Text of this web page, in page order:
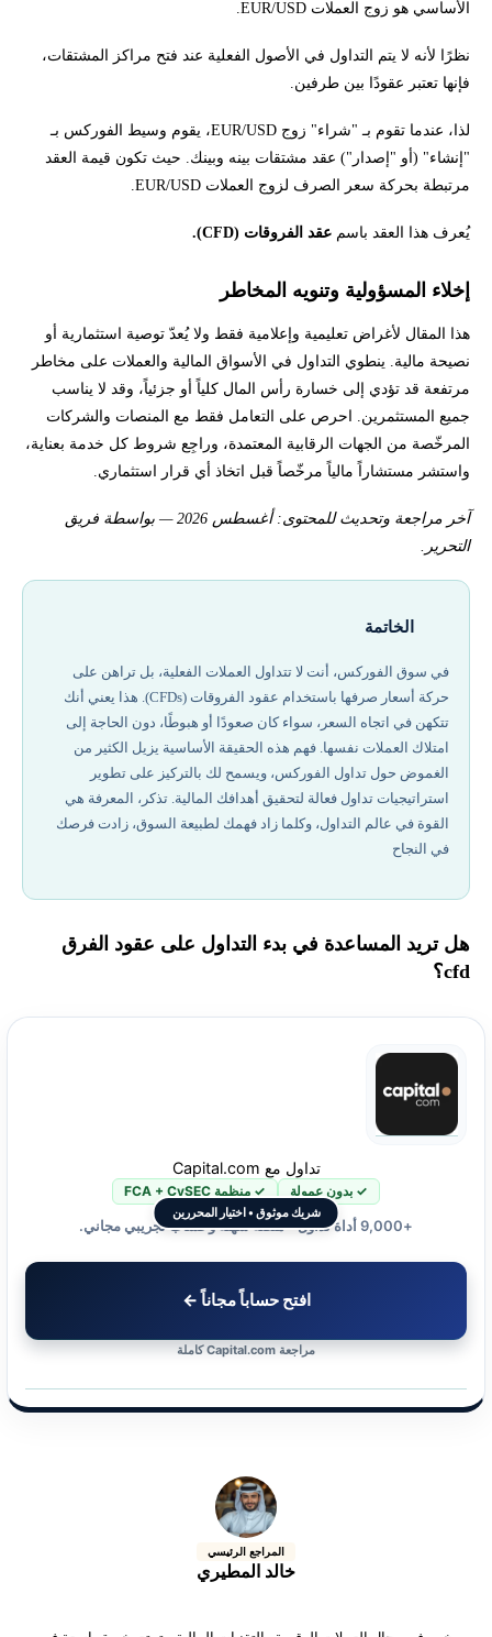
الأساسي هو زوج العملات EUR/USD.
نظرًا لأنه لا يتم التداول في الأصول الفعلية عند فتح مراكز المشتقات،
فإنها تعتبر عقودًا بين طرفين.
لذا، عندما تقوم بـ "شراء" زوج EUR/USD، يقوم وسيط الفوركس بـ
"إنشاء" (أو "إصدار") عقد مشتقات بينه وبينك. حيث تكون قيمة العقد
مرتبطة بحركة سعر الصرف لزوج العملات EUR/USD.
يُعرف هذا العقد باسم عقد الفروقات (CFD).
إخلاء المسؤولية وتنويه المخاطر
هذا المقال لأغراض تعليمية وإعلامية فقط ولا يُعدّ توصية استثمارية أو
نصيحة مالية. ينطوي التداول في الأسواق المالية والعملات على مخاطر
مرتفعة قد تؤدي إلى خسارة رأس المال كلياً أو جزئياً، وقد لا يناسب
جميع المستثمرين. احرص على التعامل فقط مع المنصات والشركات
المرخّصة من الجهات الرقابية المعتمدة، وراجِع شروط كل خدمة بعناية،
واستشر مستشاراً مالياً مرخّصاً قبل اتخاذ أي قرار استثماري.
آخر مراجعة وتحديث للمحتوى: أغسطس 2026 — بواسطة فريق
التحرير.
الخاتمة
في سوق الفوركس، أنت لا تتداول العملات الفعلية، بل تراهن على
حركة أسعار صرفها باستخدام عقود الفروقات (CFDs). هذا يعني أنك
تتكهن في اتجاه السعر، سواء كان صعودًا أو هبوطًا، دون الحاجة إلى
امتلاك العملات نفسها. فهم هذه الحقيقة الأساسية يزيل الكثير من
الغموض حول تداول الفوركس، ويسمح لك بالتركيز على تطوير
استراتيجيات تداول فعالة لتحقيق أهدافك المالية. تذكر، المعرفة هي
القوة في عالم التداول، وكلما زاد فهمك لطبيعة السوق، زادت فرصك
في النجاح
هل تريد المساعدة في بدء التداول على عقود الفرق
cfd؟
شريك موثوق • اختيار المحررين
تداول مع Capital.com
✓ بدون عمولة ✓ منظمة FCA + CySEC
+9,000 أداة تداول • منصة سهلة وحساب تجريبي مجاني.
افتح حساباً مجاناً ←
مراجعة Capital.com كاملة
المراجع الرئيسي
خالد المطيري